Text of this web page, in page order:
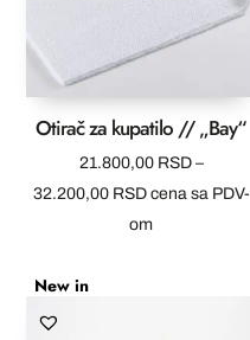
Otirač za kupatilo // „Bay“
21.800,00 RSD –
32.200,00 RSDRaspon
cena:
cena sa PDV-
om
New in